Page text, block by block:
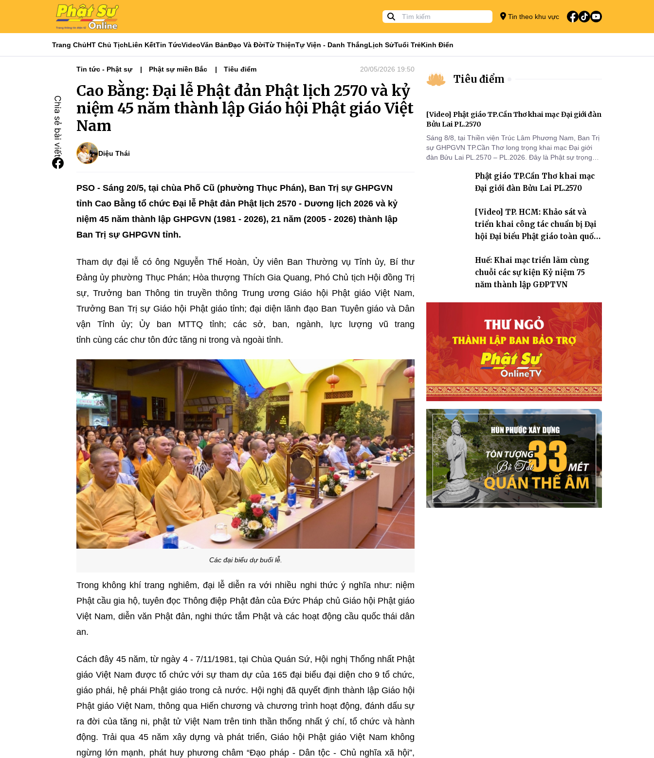
Tin theo khu vực
Trang ChủHT Chủ TịchLiên KếtTin TứcVideoVăn BảnĐạo Và ĐờiTừ ThiệnTự Viện - Danh ThắngLịch SửTuổi TrẻKinh Điển
Tin tức - Phật sự Phật sự miền Bắc Tiêu điểm 20/05/2026 19:50
Cao Bằng: Đại lễ Phật đản Phật lịch 2570 và kỷ
niệm 45 năm thành lập Giáo hội Phật giáo Việt
Nam
Diệu Thái
PSO - Sáng 20/5, tại chùa Phố Cũ (phường Thục Phán), Ban Trị sự GHPGVN
tỉnh Cao Bằng tổ chức Đại lễ Phật đản Phật lịch 2570 - Dương lịch 2026 và kỷ
niệm 45 năm thành lập GHPGVN (1981 - 2026), 21 năm (2005 - 2026) thành lập
Ban Trị sự GHPGVN tỉnh.
Tham dự đại lễ có ông Nguyễn Thế Hoàn, Ủy viên Ban Thường vụ Tỉnh ủy, Bí thư
Đảng ủy phường Thục Phán; Hòa thượng Thích Gia Quang, Phó Chủ tịch Hội đồng Trị
sự, Trưởng ban Thông tin truyền thông Trung ương Giáo hội Phật giáo Việt Nam,
Trưởng Ban Trị sự Giáo hội Phật giáo tỉnh; đại diện lãnh đạo Ban Tuyên giáo và Dân
vận Tỉnh ủy; Ủy ban MTTQ tỉnh; các sở, ban, ngành, lực lượng vũ trang
tỉnh cùng các chư tôn đức tăng ni trong và ngoài tỉnh.
Các đại biểu dự buổi lễ.
Trong không khí trang nghiêm, đại lễ diễn ra với nhiều nghi thức ý nghĩa như: niệm
Phật cầu gia hộ, tuyên đọc Thông điệp Phật đản của Đức Pháp chủ Giáo hội Phật giáo
Việt Nam, diễn văn Phật đản, nghi thức tắm Phật và các hoạt động cầu quốc thái dân
an.
Cách đây 45 năm, từ ngày 4 - 7/11/1981, tại Chùa Quán Sứ, Hội nghị Thống nhất Phật
giáo Việt Nam được tổ chức với sự tham dự của 165 đại biểu đại diện cho 9 tổ chức,
giáo phái, hệ phái Phật giáo trong cả nước. Hội nghị đã quyết định thành lập Giáo hội
Phật giáo Việt Nam, thông qua Hiến chương và chương trình hoạt động, đánh dấu sự
ra đời của tăng ni, phật tử Việt Nam trên tinh thần thống nhất ý chí, tổ chức và hành
động. Trải qua 45 năm xây dựng và phát triển, Giáo hội Phật giáo Việt Nam không
ngừng lớn mạnh, phát huy phương châm “Đạo pháp - Dân tộc - Chủ nghĩa xã hội”,
Tiêu điểm
[Video] Phật giáo TP.Cần Thơ khai mạc Đại giới đàn
Bửu Lai PL.2570
Sáng 8/8, tại Thiền viện Trúc Lâm Phương Nam, Ban Trị
sự GHPGVN TP.Cần Thơ long trọng khai mạc Đại giới
đàn Bửu Lai PL.2570 – PL.2026. Đây là Phật sự trọng
của Đại hội Phật giáo thành phố lần thứ I, thể hiện sự
quan tâm đối với công tác truyền giới, đào tạo Tăng tài
Phật giáo TP.Cần Thơ khai mạc
Đại giới đàn Bửu Lai PL.2570
[Video] TP. HCM: Khảo sát và
triển khai công tác chuẩn bị Đại
hội Đại biểu Phật giáo toàn quốc
Huế: Khai mạc triển lãm cùng
chuỗi các sự kiện Kỷ niệm 75
năm thành lập GĐPTVN